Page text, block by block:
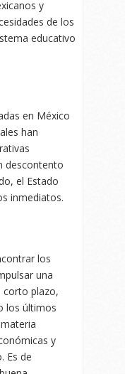
y
de los
educativo
en México
han
descontento
el Estado
inmediatos.
los
una
corto plazo,
los últimos
y
Es de